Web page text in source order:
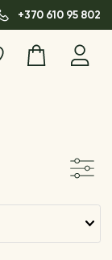
+370 610 95 802